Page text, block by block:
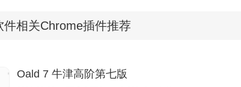
译整个文档。所有字体、图像和格式保持不变，你可
DeepL Pro翻译您的Microsoft Word (.docx)、
，您将能够将DeepL基于json的REST API集成到您自己
相关Chrome插件推荐
Oald 7 牛津高阶第七版